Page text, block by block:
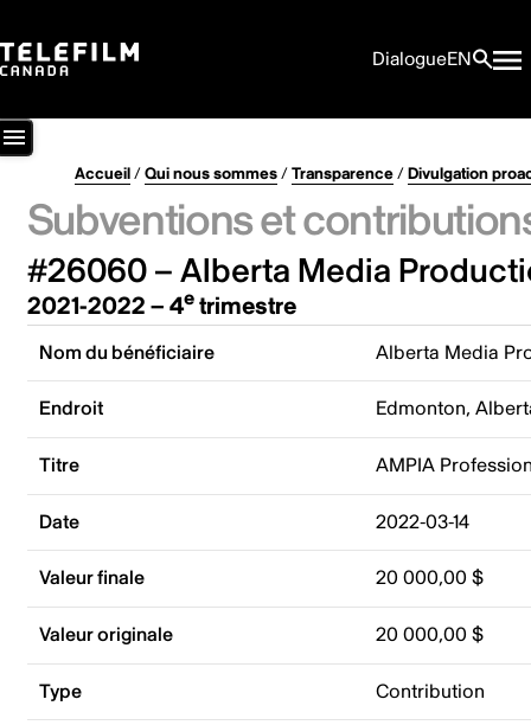
DialogueEN
Accueil/Qui nous sommes/Transparence/Divulgation
Subventions et
#26060 – Alberta Media
2021-2022 – 4etrimestre
Nom du bénéficiaire Alberta Media
Endroit Edmonton,
Titre AMPIA
Date 2022-03-14
Valeur finale 20 000,00 $
Valeur originale 20 000,00 $
Type Contribution